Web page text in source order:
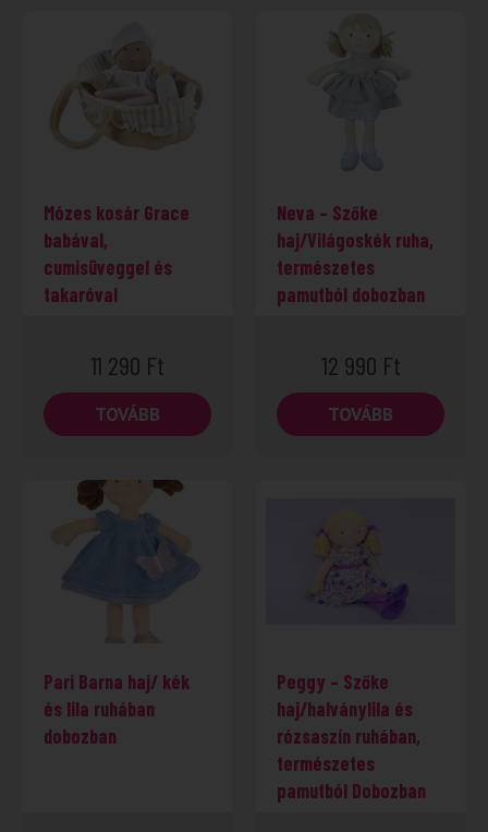
Mózes kosár Grace
babával,
cumisüveggel és
takaróval
11 290 Ft
TOVÁBB
Neva – Szőke
haj/Világoskék ruha,
természetes
pamutból dobozban
12 990 Ft
TOVÁBB
Pari Barna haj/ kék
és lila ruhában
dobozban
Peggy – Szőke
haj/halványlila és
rózsaszín ruhában,
természetes
pamutból Dobozban